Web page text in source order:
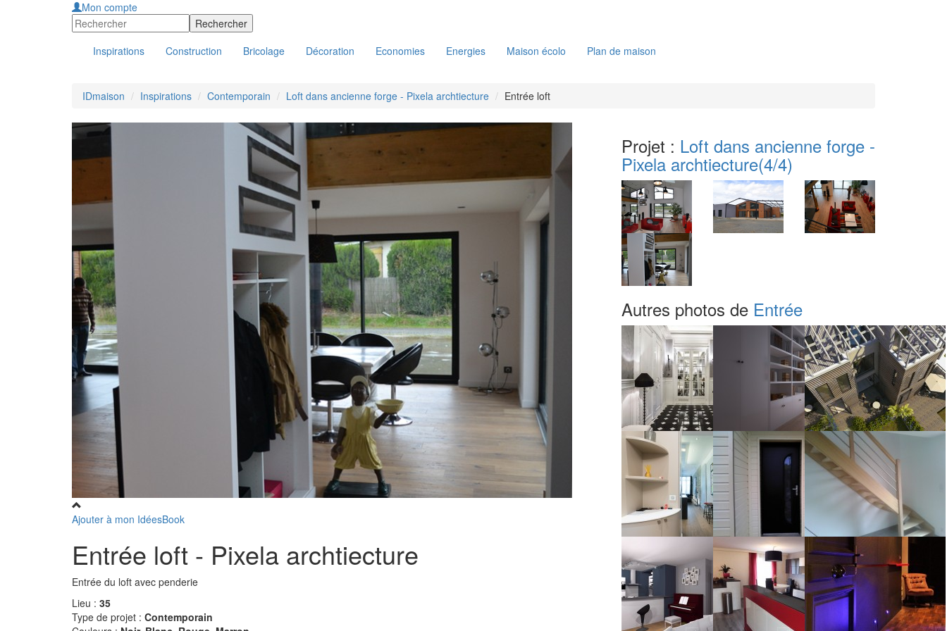
Mon compte
Inspirations Construction Bricolage Décoration Economies Energies Maison écolo Plan de maison
IDmaison Inspirations Contemporain Loft dans ancienne forge - Pixela archtiecture Entrée loft
Ajouter à mon IdéesBook
Entrée loft - Pixela archtiecture
Entrée du loft avec penderie
Lieu : 35
Type de projet : Contemporain
Projet : Loft dans ancienne forge -
Pixela archtiecture(4/4)
Autres photos de Entrée